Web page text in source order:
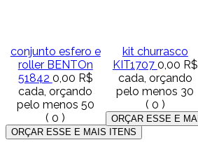
conjunto esfero e
roller BENTOn
51842 0,00 R$
cada, orçando
pelo menos 50
( 0 )
kit churrasco
KIT1707 0,00 R$
cada, orçando
pelo menos 30
( 0 )